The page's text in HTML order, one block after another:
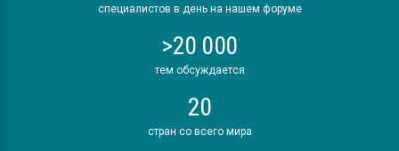
специалистов в день на нашем форуме
>20 000
тем обсуждается
20
стран со всего мира